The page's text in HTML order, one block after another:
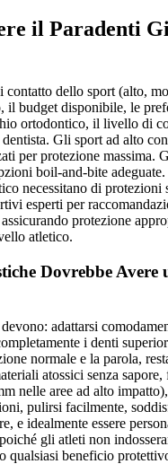
il Paradenti
dello sport (alto,
il budget disponibile, le
ortodontico, il livello di
Gli sport ad alto
per protezione massima.
boil-and-bite
necessitano di protezioni
esperti per
protezione
atletico.
Dovrebbe Avere
adattarsi
i denti
normale e la parola,
atossici senza sapore,
nelle aree ad alto
pulirsi facilmente,
e idealmente essere
gli atleti non
qualsiasi beneficio